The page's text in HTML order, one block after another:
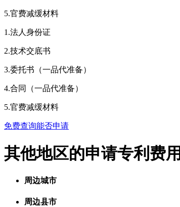
5.官费减缓材料
1.法人身份证
2.技术交底书
3.委托书（一品代准备）
4.合同（一品代准备）
5.官费减缓材料
免费查询能否申请
其他地区的申请专利费用
周边城市
周边县市